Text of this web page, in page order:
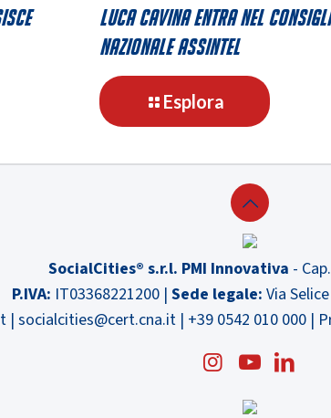
Luca Cavina entra nel
nazionale Assintel
Esplora
Luca
entra
nel
consiglio
nazionale
Assintel
SocialCities® s.r.l. PMI Innovativa -
P.IVA: IT03368221200 | Sede legale: Via
| socialcities@cert.cna.it| +39 0542 010 000|